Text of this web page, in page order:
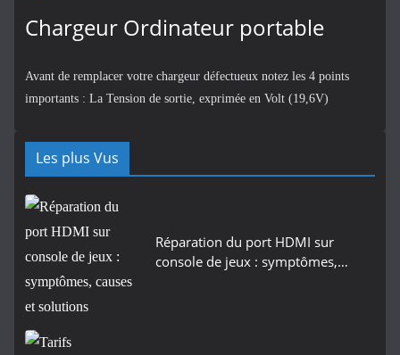
Chargeur Ordinateur portable
Avant de remplacer votre chargeur défectueux notez les 4 points
importants : La Tension de sortie, exprimée en Volt (19,6V)
Les plus Vus
Réparation du port HDMI sur
console de jeux : symptômes,…